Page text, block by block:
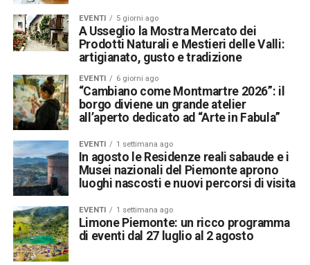
EVENTI 5 giorni ago
A Usseglio la Mostra Mercato dei
Prodotti Naturali e Mestieri delle Valli:
artigianato, gusto e tradizione
EVENTI 6 giorni ago
“Cambiano come Montmartre 2026”: il
borgo diviene un grande atelier
all’aperto dedicato ad “Arte in Fabula”
EVENTI 1 settimana ago
In agosto le Residenze reali sabaude e i
Musei nazionali del Piemonte aprono
luoghi nascosti e nuovi percorsi di visita
EVENTI 1 settimana ago
Limone Piemonte: un ricco programma
di eventi dal 27 luglio al 2 agosto